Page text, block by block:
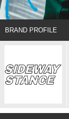
BRAND PROFILE